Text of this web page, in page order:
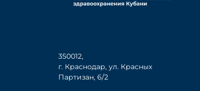
350012,
г. Краснодар, ул. Красных
Партизан, 6/2